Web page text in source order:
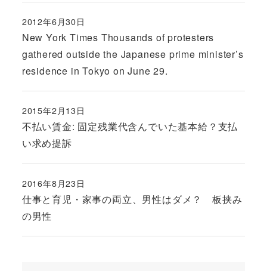
New York Times Thousands of protesters
gathered outside the Japanese prime minister’s
residence in Tokyo on June 29.
投稿日
2012年6月30日
不払い賃金: 固定残業代含んでいた基本給？支払
い求め提訴
投稿日
2015年2月13日
仕事と育児・家事の両立、男性はダメ？ 板挟み
の男性
投稿日
2016年8月23日